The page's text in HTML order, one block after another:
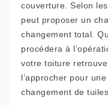
couverture. Selon
peut proposer un
changement total.
procédera à
votre toiture
l’approcher pour
changement de tuiles.